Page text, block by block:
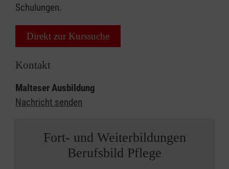
Schulungen.
Direkt zur Kurssuche
Kontakt
Malteser Ausbildung
Nachricht senden
Fort- und Weiterbildungen
Berufsbild Pflege